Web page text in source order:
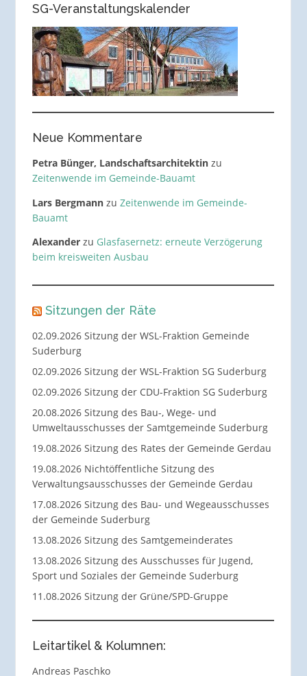
SG-Veranstaltungskalender
Neue Kommentare
Petra Bünger, Landschaftsarchitektinzu
Zeitenwende im Gemeinde-Bauamt
Lars Bergmannzu Zeitenwende im Gemeinde-
Bauamt
Alexanderzu Glasfasernetz: erneute Verzögerung
beim kreisweiten Ausbau
Sitzungen der Räte
02.09.2026 Sitzung der WSL-Fraktion Gemeinde
Suderburg
02.09.2026 Sitzung der WSL-Fraktion SG Suderburg
02.09.2026 Sitzung der CDU-Fraktion SG Suderburg
20.08.2026 Sitzung des Bau-, Wege- und
Umweltausschusses der Samtgemeinde Suderburg
19.08.2026 Sitzung des Rates der Gemeinde Gerdau
19.08.2026 Nichtöffentliche Sitzung des
Verwaltungsausschusses der Gemeinde Gerdau
17.08.2026 Sitzung des Bau- und Wegeausschusses
der Gemeinde Suderburg
13.08.2026 Sitzung des Samtgemeinderates
13.08.2026 Sitzung des Ausschusses für Jugend,
Sport und Soziales der Gemeinde Suderburg
11.08.2026 Sitzung der Grüne/SPD-Gruppe
Leitartikel & Kolumnen:
Andreas Paschko